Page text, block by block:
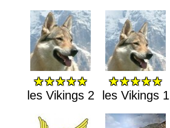
★★★★★
les Vikings 2
★★★★★
les Vikings 1